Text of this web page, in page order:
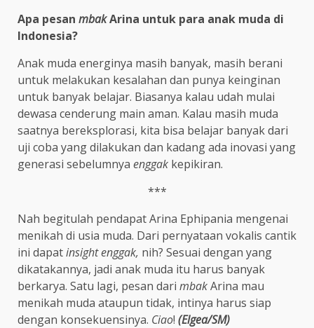
Apa pesan mbakArina untuk para anak muda di
Indonesia?
Anak muda energinya masih banyak, masih berani
untuk melakukan kesalahan dan punya keinginan
untuk banyak belajar. Biasanya kalau udah mulai
dewasa cenderung main aman. Kalau masih muda
saatnya bereksplorasi, kita bisa belajar banyak dari
uji coba yang dilakukan dan kadang ada inovasi yang
generasi sebelumnya enggak kepikiran.
***
Nah begitulah pendapat Arina Ephipania mengenai
menikah di usia muda. Dari pernyataan vokalis cantik
ini dapatinsightenggak, nih? Sesuai dengan yang
dikatakannya, jadi anak muda itu harus banyak
berkarya. Satu lagi, pesan dari mbakArina mau
menikah muda ataupun tidak, intinya harus siap
dengan konsekuensinya. Ciao! (Elgea/SM)